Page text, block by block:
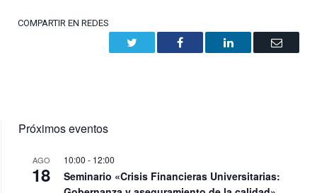
COMPARTIR EN REDES
Facebook LinkedIn Email
Próximos eventos
AGO
18
10:00 - 12:00
Seminario «Crisis Financieras Universitarias: